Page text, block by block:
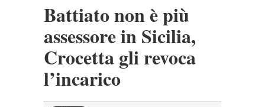
Battiato non è più
assessore in Sicilia,
Crocetta gli revoca
l’incarico